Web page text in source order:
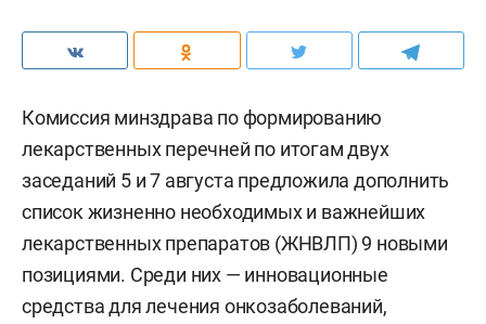
Комиссия минздрава по формированию
лекарственных перечней по итогам двух
заседаний 5 и 7 августа предложила дополнить
список жизненно необходимых и важнейших
лекарственных препаратов (ЖНВЛП) 9 новыми
позициями. Среди них — инновационные
средства для лечения онкозаболеваний,